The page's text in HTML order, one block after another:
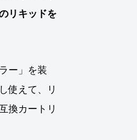
リキッドを
ー」を装
使えて、リ
換カートリ